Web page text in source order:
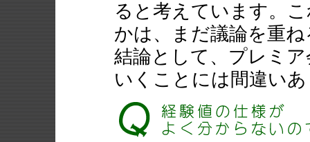
ると考えています。
かは、まだ議論を重
結論として、プレミ
いくことには間違い